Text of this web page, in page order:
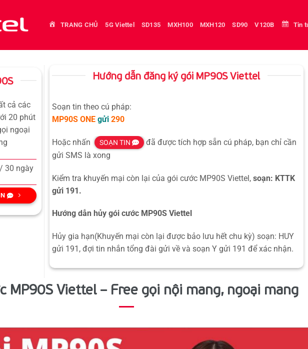
TRANG CHỦ 5G Viettel SD135 MXH100 MXH120 SD90 V120B Tin
cả các
20 phút
ngoại
30 ngày
Hướng dẫn đăng ký gói MP90S Viettel
Soạn tin theo cú pháp:
MP90S ONE gửi 290
Hoặc nhấn SOẠN TIN
đã được tích hợp sẵn cú pháp, bạn chỉ cần
gửi SMS là xong
Kiểm tra khuyến mại còn lại của gói cước MP90S Viettel, soạn: KTTK
gửi 191.
Hướng dẫn hủy gói cước MP90S Viettel
Hủy gia hạn(Khuyến mại còn lại được bảo lưu hết chu kỳ) soạn: HUY
gửi 191, đợi tin nhắn tổng đài gửi về và soạn Y gửi 191 để xác nhận.
MP90S Viettel – Free gọi nội mang, ngoại mang